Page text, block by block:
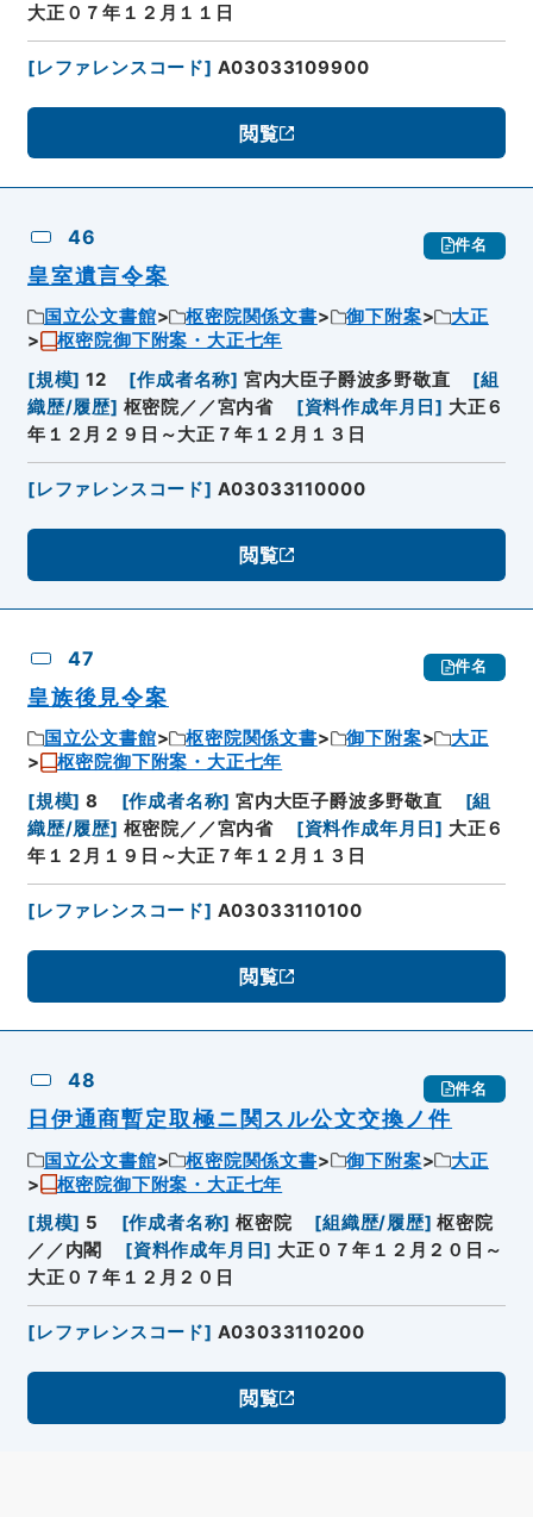
大正０７年１２月１１日
[レファレンスコード] A03033109900
閲覧
46 件名
皇室遺言令案
国立公文書館 枢密院関係文書 御下附案
大正
枢密院御下附案・大正七年
[規模] 12 [作成者名称] 宮内大臣子爵波多野敬直 [組
織歴/履歴] 枢密院／／宮内省 [資料作成年月日] 大正６
年１２月２９日～大正７年１２月１３日
[レファレンスコード] A03033110000
閲覧
47 件名
皇族後見令案
国立公文書館 枢密院関係文書 御下附案
大正
枢密院御下附案・大正七年
[規模] 8 [作成者名称] 宮内大臣子爵波多野敬直 [組
織歴/履歴] 枢密院／／宮内省 [資料作成年月日] 大正６
年１２月１９日～大正７年１２月１３日
[レファレンスコード] A03033110100
閲覧
48 件名
日伊通商暫定取極ニ関スル公文交換ノ件
国立公文書館 枢密院関係文書 御下附案
大正
枢密院御下附案・大正七年
[規模] 5 [作成者名称] 枢密院 [組織歴/履歴] 枢密院
／／内閣
[資料作成年月日] 大正０７年１２月２０日～
大正０７年１２月２０日
[レファレンスコード] A03033110200
閲覧